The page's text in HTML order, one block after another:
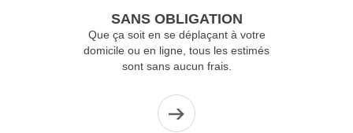
SANS OBLIGATION
Que ça soit en se déplaçant à votre
domicile ou en ligne, tous les estimés
sont sans aucun frais.